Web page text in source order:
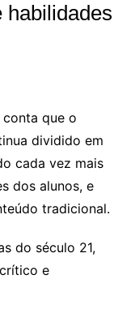
habilidades
que o
dividido em
cada vez mais
dos alunos, e
tradicional.
do século 21,
e